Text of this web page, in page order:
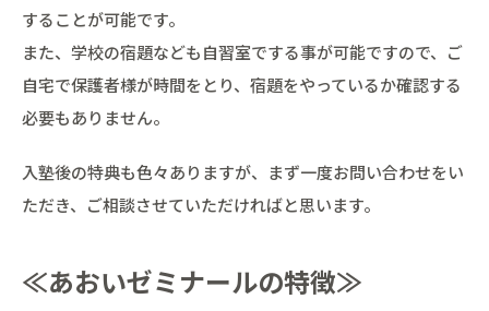
することが可能です。
また、学校の宿題なども自習室でする事が可能ですので、ご
自宅で保護者様が時間をとり、宿題をやっているか確認する
必要もありません。
入塾後の特典も色々ありますが、まず一度お問い合わせをい
ただき、ご相談させていただければと思います。
≪あおいゼミナールの特徴≫